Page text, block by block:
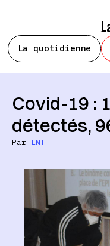
La quotidienne
Covid-19 :
détectés,
Par LNT